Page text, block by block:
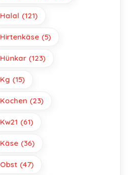
Halal (121)
Hirtenkäse (5)
Hünkar (123)
Kg (15)
Kochen (23)
Kw21 (61)
Käse (36)
Obst (47)